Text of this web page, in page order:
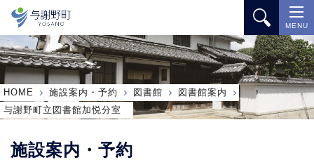
MENU
施設案内・予約
HOME 施設案内・予約 図書館
図書館案内
与謝野町立図書館加悦分室